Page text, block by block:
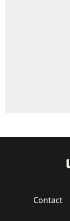
Contact